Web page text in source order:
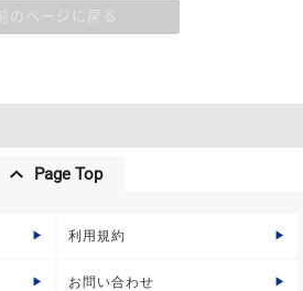
前のページに戻る
Page Top
利用規約
お問い合わせ